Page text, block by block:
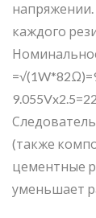
каждого
(также
цементные
уменьшает